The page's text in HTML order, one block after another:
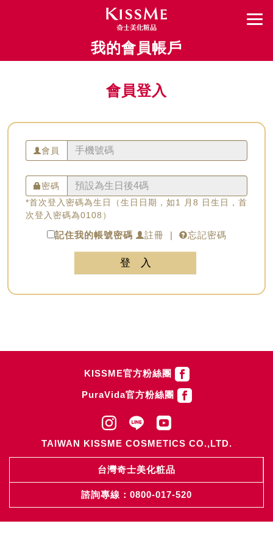
我的會員帳戶
會員登入
會員
密碼
*首次登入密碼為生日（生日日期，如1 月8 日生日，首
次登入密碼為0108）
記住我的帳號密碼 註冊 | 忘記密碼
KISSME官方粉絲團
PuraVida官方粉絲團
TAIWAN KISSME COSMETICS CO.,LTD.
台灣奇士美化粧品
諮詢專線：0800-017-520